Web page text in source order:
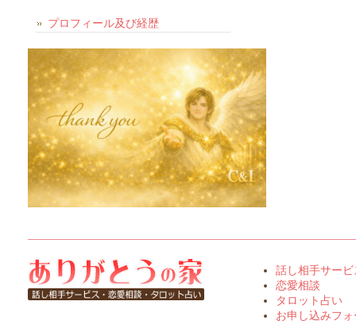
プロフィール及び経歴
話し相手サービ
恋愛相談
タロット占い
お申し込みフ